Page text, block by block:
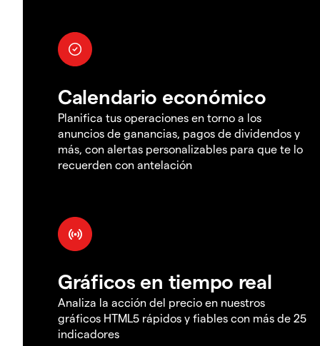
Calendario económico
Planifica tus operaciones en torno a los
anuncios de ganancias, pagos de dividendos y
más, con alertas personalizables para que te lo
recuerden con antelación
Gráficos en tiempo real
Analiza la acción del precio en nuestros
gráficos HTML5 rápidos y fiables con más de 25
indicadores